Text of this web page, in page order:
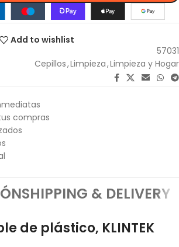
Add to wishlist
57031
Cepillos,Limpieza,Limpieza y Hogar
compras
SHIPPING & DELIVERY
de plástico, KLINTEK